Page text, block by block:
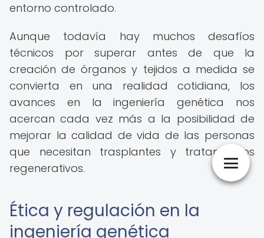
entorno controlado.
Aunque todavía hay muchos desafíos
técnicos por superar antes de que la
creación de órganos y tejidos a medida se
convierta en una realidad cotidiana, los
avances en la ingeniería genética nos
acercan cada vez más a la posibilidad de
mejorar la calidad de vida de las personas
que necesitan trasplantes y tratamientos
regenerativos.
Ética y regulación en la
ingeniería genética